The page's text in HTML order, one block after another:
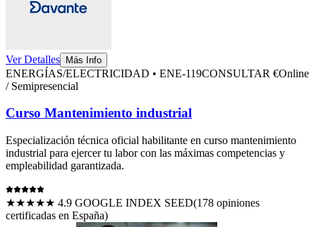
Ver Detalles Más Info
ENERGÍAS/ELECTRICIDAD • ENE-119CONSULTAR €Online
/ Semipresencial
Curso Mantenimiento industrial
Especialización técnica oficial habilitante en curso mantenimiento
industrial para ejercer tu labor con las máximas competencias y
empleabilidad garantizada.
★★★★★ 4.9 GOOGLE INDEX SEED(178 opiniones
certificadas en España)